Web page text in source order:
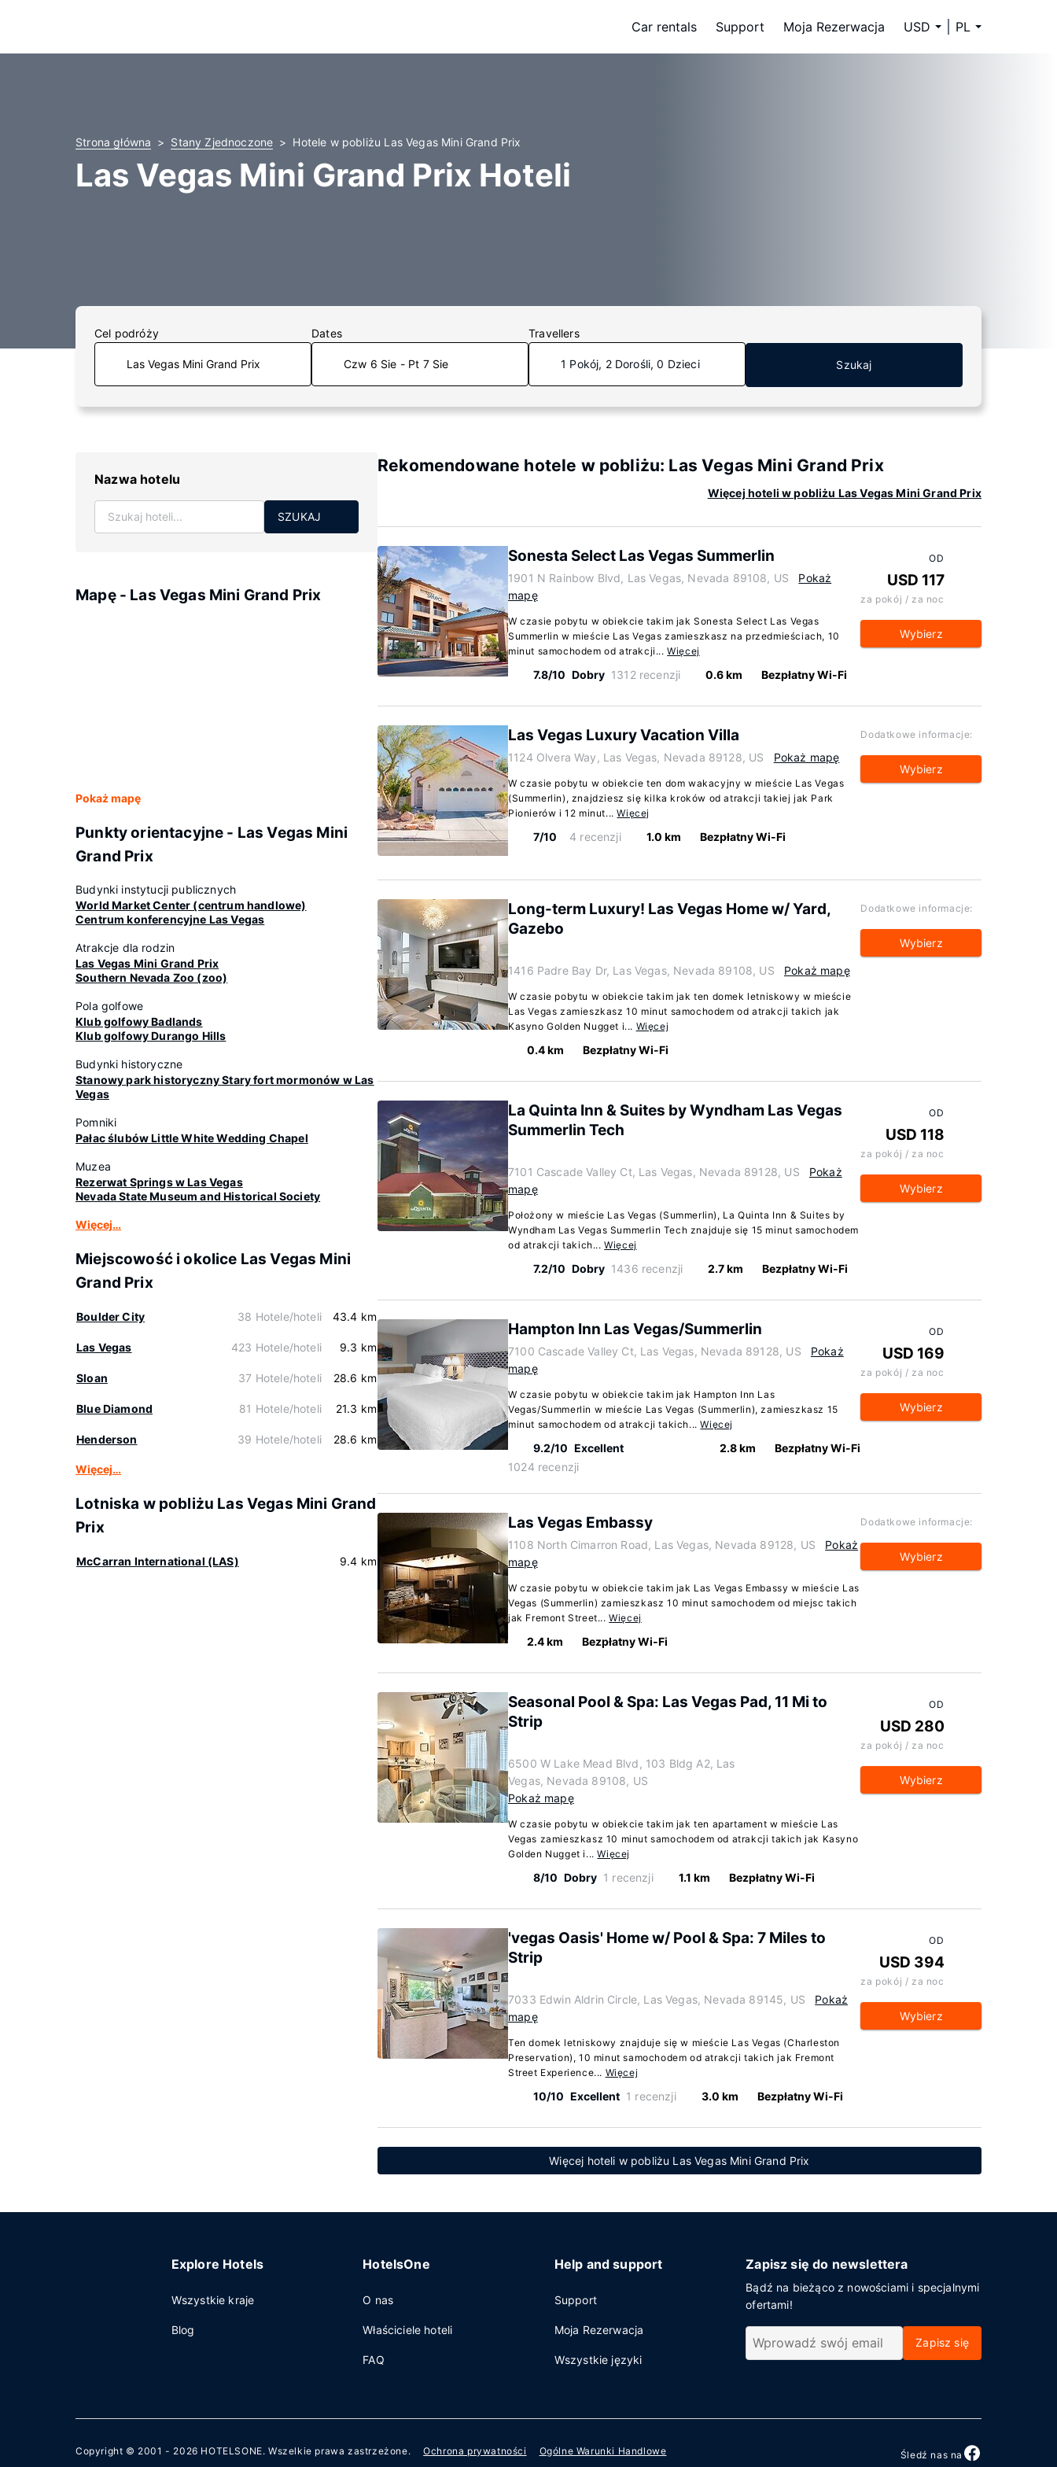
Car rentals Support Moja Rezerwacja USD PL
Strona główna Stany Zjednoczone Hotele w pobliżu Las Vegas Mini Grand Prix
Las Vegas Mini Grand Prix Hoteli
Cel podróży Dates
Czw 6 Sie - Pt 7 Sie
Travellers
1 Pokój, 2 Dorośli, 0 Dzieci Szukaj
Nazwa hotelu
SZUKAJ
Mapę - Las Vegas Mini Grand Prix
Pokaż mapę
Punkty orientacyjne - Las Vegas Mini
Grand Prix
Budynki instytucji publicznych
World Market Center (centrum handlowe)
Centrum konferencyjne Las Vegas
Atrakcje dla rodzin
Las Vegas Mini Grand Prix
Southern Nevada Zoo (zoo)
Pola golfowe
Klub golfowy Badlands
Klub golfowy Durango Hills
Budynki historyczne
Stanowy park historyczny Stary fort mormonów w Las
Vegas
Pomniki
Pałac ślubów Little White Wedding Chapel
Muzea
Rezerwat Springs w Las Vegas
Nevada State Museum and Historical Society
Więcej…
Miejscowość i okolice Las Vegas Mini
Grand Prix
Boulder City 38 Hotele/hoteli 43.4 km
Las Vegas 423 Hotele/hoteli 9.3 km
Sloan 37 Hotele/hoteli 28.6 km
Blue Diamond 81 Hotele/hoteli 21.3 km
Henderson 39 Hotele/hoteli 28.6 km
Więcej…
Lotniska w pobliżu Las Vegas Mini Grand
Prix
McCarran International (LAS) 9.4 km
Rekomendowane hotele w pobliżu: Las Vegas Mini Grand Prix
Więcej hoteli w pobliżu Las Vegas Mini Grand Prix
Sonesta Select Las Vegas Summerlin
1901 N Rainbow Blvd, Las Vegas, Nevada 89108, US
Pokaż
mapę
W czasie pobytu w obiekcie takim jak Sonesta Select Las Vegas
Summerlin w mieście Las Vegas zamieszkasz na przedmieściach, 10
minut samochodem od atrakcji...Więcej
7.8/10 Dobry 1312 recenzji 0.6 km Bezpłatny Wi-Fi
OD
USD 117
za pokój / za noc
Wybierz
Las Vegas Luxury Vacation Villa
1124 Olvera Way, Las Vegas, Nevada 89128, US Pokaż mapę
W czasie pobytu w obiekcie ten dom wakacyjny w mieście Las Vegas
(Summerlin), znajdziesz się kilka kroków od atrakcji takiej jak Park
Pionierów i 12 minut...Więcej
7/10 4 recenzji 1.0 km Bezpłatny Wi-Fi
Dodatkowe informacje:
Wybierz
Long-term Luxury! Las Vegas Home w/ Yard,
Gazebo
1416 Padre Bay Dr, Las Vegas, Nevada 89108, US Pokaż mapę
W czasie pobytu w obiekcie takim jak ten domek letniskowy w mieście
Las Vegas zamieszkasz 10 minut samochodem od atrakcji takich jak
Kasyno Golden Nugget i... Więcej
0.4 km Bezpłatny Wi-Fi
Dodatkowe informacje:
Wybierz
La Quinta Inn & Suites by Wyndham Las Vegas
Summerlin Tech
7101 Cascade Valley Ct, Las Vegas, Nevada 89128, US
Pokaż
mapę
Położony w mieście Las Vegas (Summerlin), La Quinta Inn & Suites by
Wyndham Las Vegas Summerlin Tech znajduje się 15 minut samochodem
od atrakcji takich...Więcej
7.2/10 Dobry 1436 recenzji 2.7 km Bezpłatny Wi-Fi
OD
USD 118
za pokój / za noc
Wybierz
Hampton Inn Las Vegas/Summerlin
7100 Cascade Valley Ct, Las Vegas, Nevada 89128, US
Pokaż
mapę
W czasie pobytu w obiekcie takim jak Hampton Inn Las
Vegas/Summerlin w mieście Las Vegas (Summerlin), zamieszkasz 15
minut samochodem od atrakcji takich...Więcej
9.2/10 Excellent
1024 recenzji
2.8 km Bezpłatny Wi-Fi
OD
USD 169
za pokój / za noc
Wybierz
Las Vegas Embassy
1108 North Cimarron Road, Las Vegas, Nevada 89128, US
Pokaż
mapę
W czasie pobytu w obiekcie takim jak Las Vegas Embassy w mieście Las
Vegas (Summerlin) zamieszkasz 10 minut samochodem od miejsc takich
jak Fremont Street...Więcej
2.4 km Bezpłatny Wi-Fi
Dodatkowe informacje:
Wybierz
Seasonal Pool & Spa: Las Vegas Pad, 11 Mi to
Strip
6500 W Lake Mead Blvd, 103 Bldg A2, Las
Vegas, Nevada 89108, US
Pokaż mapę
W czasie pobytu w obiekcie takim jak ten apartament w mieście Las
Vegas zamieszkasz 10 minut samochodem od atrakcji takich jak Kasyno
Golden Nugget i...Więcej
8/10 Dobry 1 recenzji 1.1 km Bezpłatny Wi-Fi
OD
USD 280
za pokój / za noc
Wybierz
'vegas Oasis' Home w/ Pool & Spa: 7 Miles to
Strip
7033 Edwin Aldrin Circle, Las Vegas, Nevada 89145, US
Pokaż
mapę
Ten domek letniskowy znajduje się w mieście Las Vegas (Charleston
Preservation), 10 minut samochodem od atrakcji takich jak Fremont
Street Experience... Więcej
10/10 Excellent 1 recenzji 3.0 km Bezpłatny Wi-Fi
OD
USD 394
za pokój / za noc
Wybierz
Więcej hoteli w pobliżu Las Vegas Mini Grand Prix
Explore Hotels
Wszystkie kraje
Blog
HotelsOne
O nas
Właściciele hoteli
FAQ
Help and support
Support
Moja Rezerwacja
Wszystkie języki
Zapisz się do newslettera
Bądź na bieżąco z nowościami i specjalnymi
ofertami!
Zapisz się
Copyright © 2001 - 2026 HOTELSONE. Wszelkie prawa zastrzeżone. Ochrona prywatności Ogólne Warunki Handlowe Śledź nas na